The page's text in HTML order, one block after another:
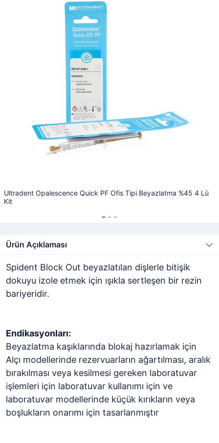
Ultradent Opalescence Quick PF Ofis Tipi Beyazlatma %45 4 Lü
Kit
Ürün Açıklaması
Spident Block Out beyazlatılan dişlerle bitişik
dokuyu izole etmek için ışıkla sertleşen bir rezin
bariyeridir.
Endikasyonları:
Beyazlatma kaşıklarında blokaj hazırlamak için
Alçı modellerinde rezervuarların ağartılması, aralık
bırakılması veya kesilmesi gereken laboratuvar
işlemleri için laboratuvar kullanımı için ve
laboratuvar modellerinde küçük kırıkların veya
boşlukların onarımı için tasarlanmıştır